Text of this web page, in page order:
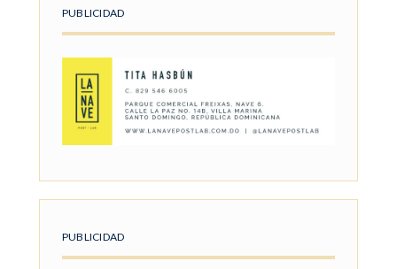
PUBLICIDAD
PUBLICIDAD